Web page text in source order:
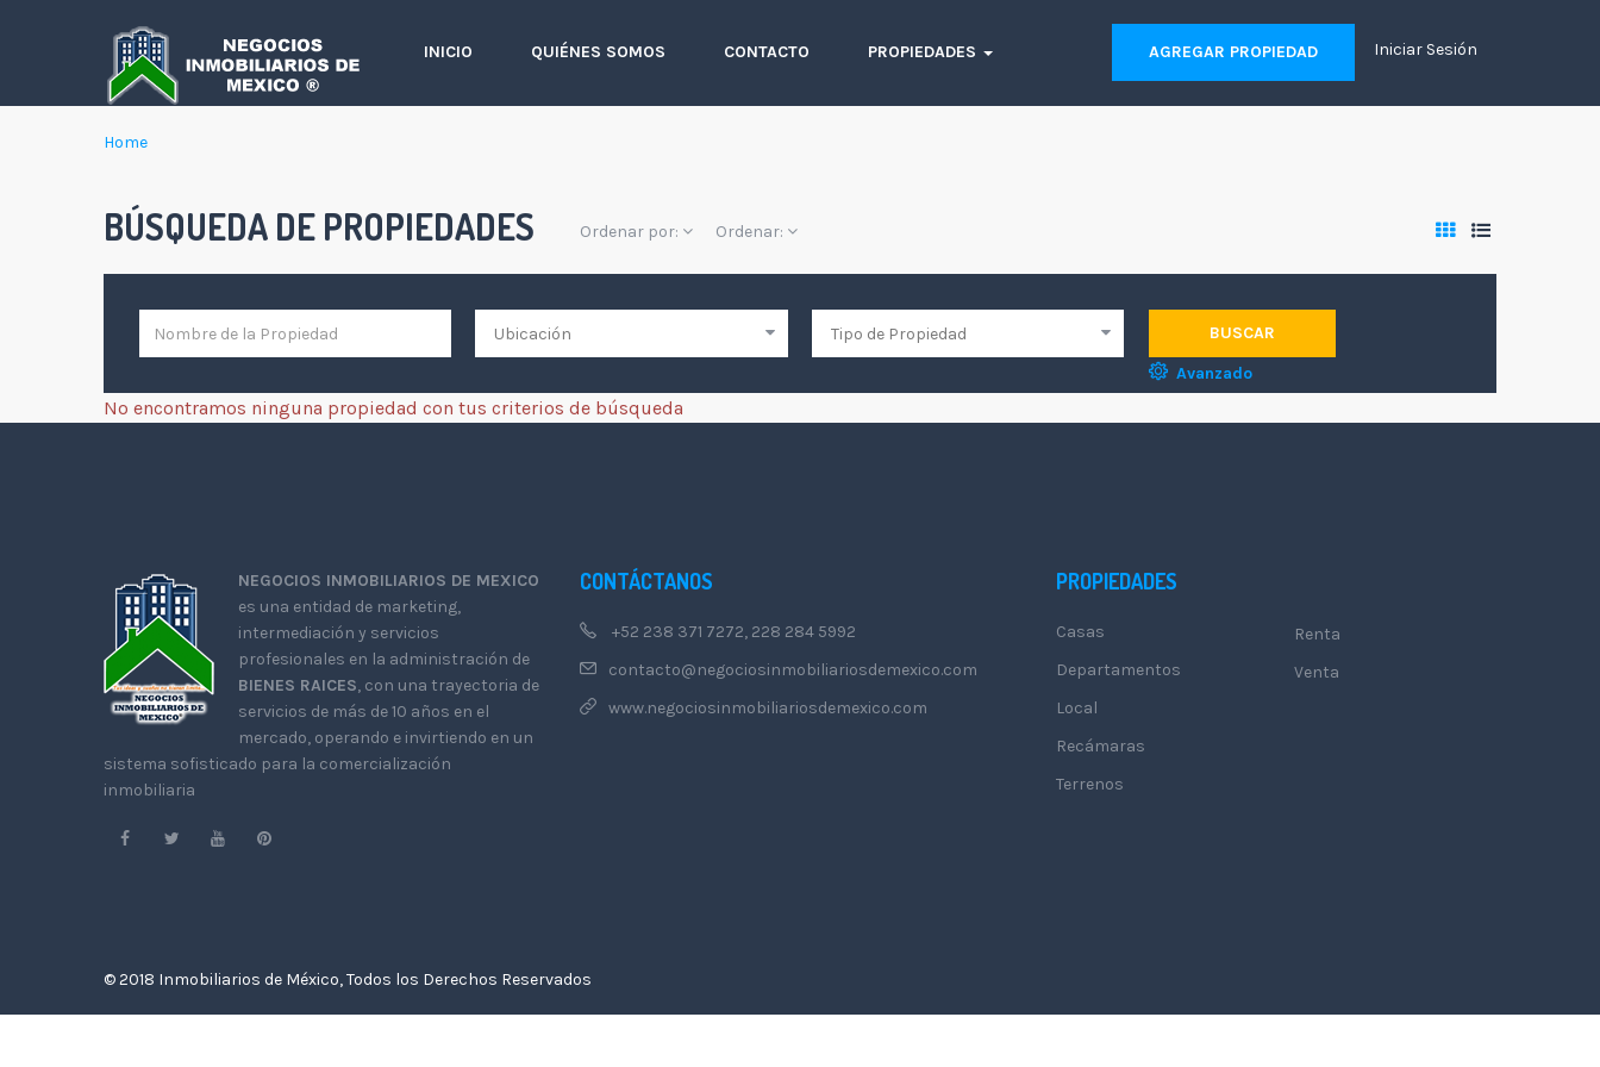
INICIO QUIÉNES SOMOS CONTACTO PROPIEDADES AGREGAR PROPIEDAD Iniciar Sesión
Home
BÚSQUEDA DE PROPIEDADES Ordenar por: Ordenar:
BUSCAR
Avanzado
No encontramos ninguna propiedad con tus criterios de búsqueda
NEGOCIOS INMOBILIARIOS DE MEXICO
es una entidad de marketing,
intermediación y servicios
profesionales en la administración de
BIENES RAICES, con una trayectoria de
servicios de más de 10 años en el
mercado, operando e invirtiendo en un
sistema sofisticado para la comercialización
inmobiliaria
CONTÁCTANOS
+52 238 371 7272, 228 284 5992
contacto@negociosinmobiliariosdemexico.com
www.negociosinmobiliariosdemexico.com
PROPIEDADES
Casas
Departamentos
Local
Recámaras
Terrenos
Renta
Venta
© 2018 Inmobiliarios de México, Todos los Derechos Reservados